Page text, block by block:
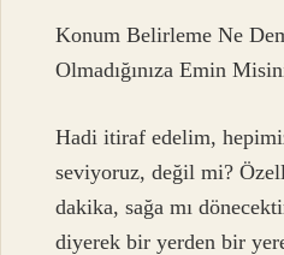
Konum Belirleme Ne
Olmadığınıza Emin
Hadi itiraf edelim,
seviyoruz, değil mi?
dakika, sağa mı
diyerek bir yerden bir